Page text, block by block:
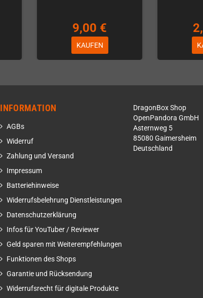
9,00 €
KAUFEN
INFORMATION
AGBs
Widerruf
Zahlung und Versand
Impressum
Batteriehinweise
Widerrufsbelehrung Dienstleistungen
Datenschutzerklärung
Infos für YouTuber / Reviewer
Geld sparen mit Weiterempfehlungen
Funktionen des Shops
Garantie und Rücksendung
Widerrufsrecht für digitale Produkte
DragonBox Shop
OpenPandora GmbH
Asternweg 5
85080 Gaimersheim
Deutschland